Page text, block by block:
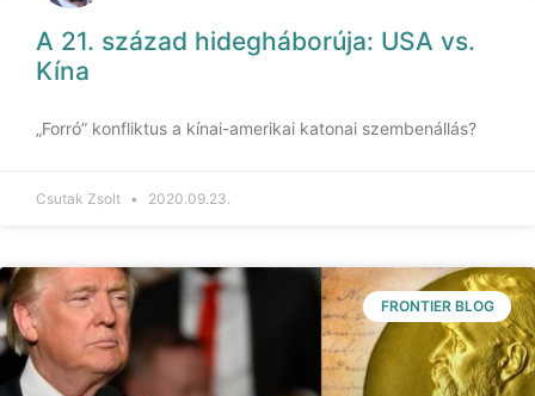
A 21. század hidegháborúja: USA vs.
Kína
„Forró” konfliktus a kínai-amerikai katonai szembenállás?
Csutak Zsolt 2020.09.23.
FRONTIER BLOG